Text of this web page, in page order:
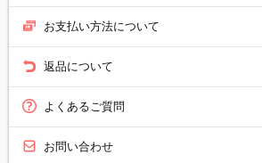
お支払い方法について
返品について
よくあるご質問
お問い合わせ